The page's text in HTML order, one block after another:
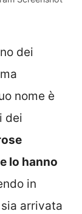
dei
nome è
dei
lo hanno
in
arrivata